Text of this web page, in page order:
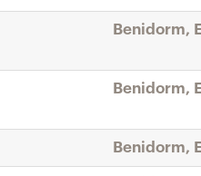
Benidorm,
Benidorm,
Benidorm,